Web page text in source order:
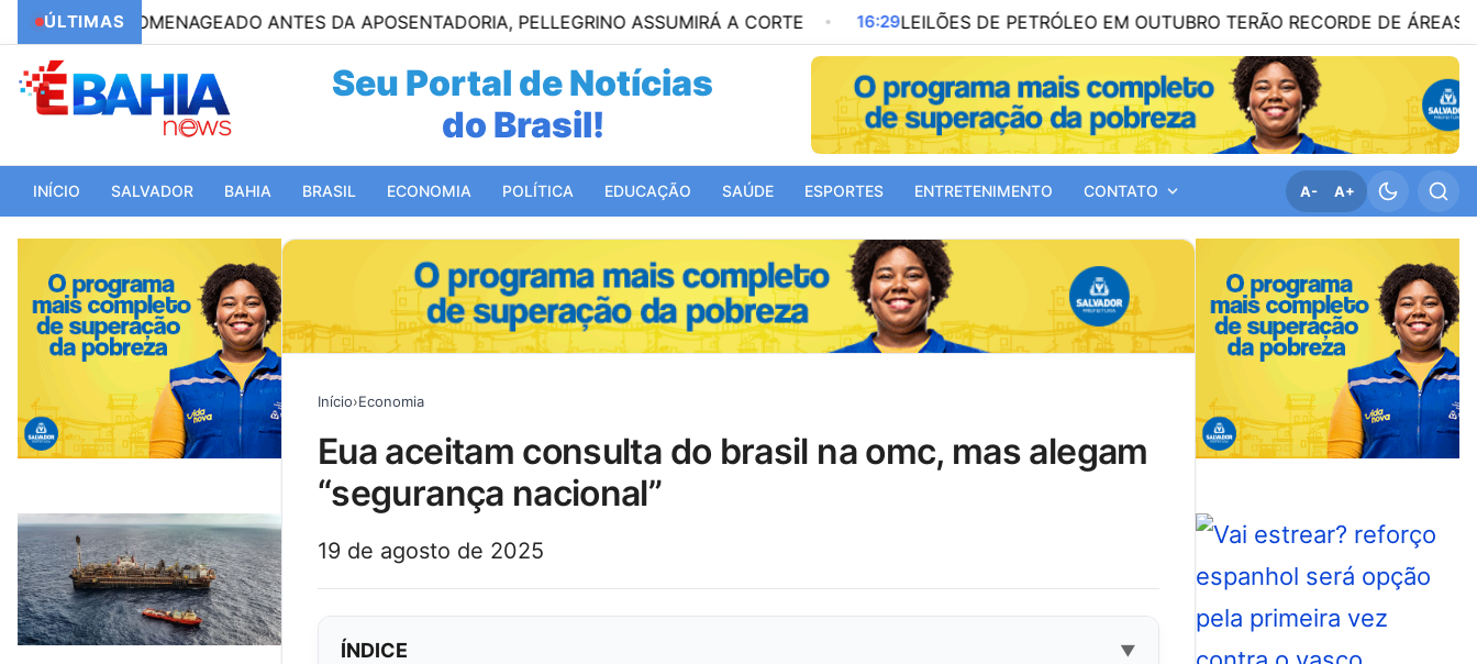
ÚLTIMAS
HOMENAGEADO ANTES DA APOSENTADORIA, PELLEGRINO ASSUMIRÁ A CORTE 16:29 LEILÕES DE PETRÓLEO EM OUTUBRO TERÃO RECORDE DE ÁREAS EM
Seu Portal de Notícias
do Mundo!
INÍCIO SALVADOR BAHIA BRASIL ECONOMIA POLÍTICA EDUCAÇÃO SAÚDE ESPORTES ENTRETENIMENTO CONTATO A- A+
Início›Economia
eua aceitam consulta do brasil na omc, mas alegam
“segurança nacional”
19 de agosto de 2025
ÍNDICE